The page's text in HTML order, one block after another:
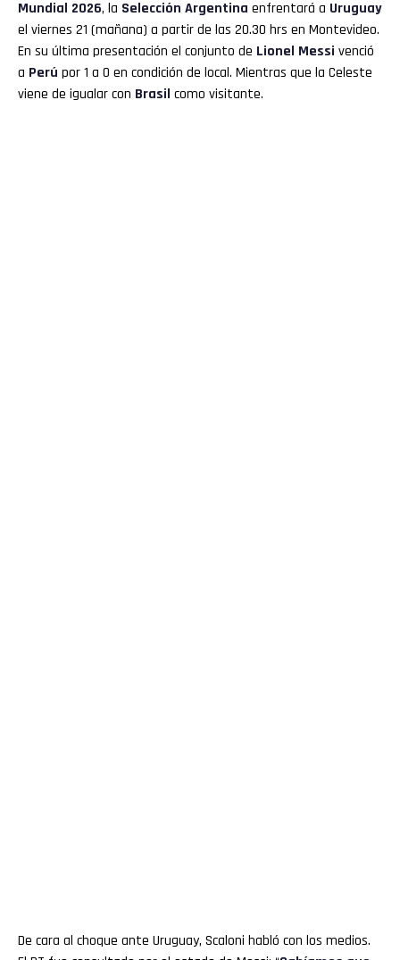
Mundial 2026, la Selección Argentina enfrentará a Uruguay
el viernes 21 (mañana) a partir de las 20.30 hrs en Montevideo.
En su última presentación el conjunto de Lionel Messi venció
a Perú por 1 a 0 en condición de local. Mientras que la Celeste
viene de igualar con Brasil como visitante.
De cara al choque ante Uruguay, Scaloni habló con los medios.